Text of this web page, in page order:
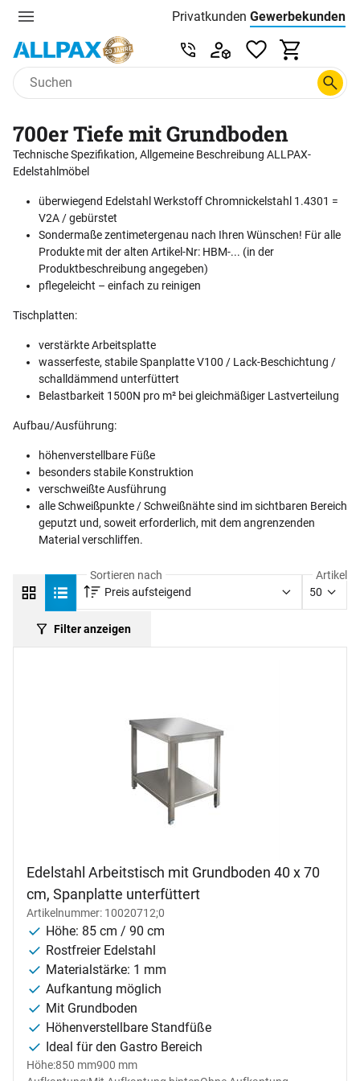
Menu Privatkunden Preisliste:
Gewerbekunden
Zum Hauptinhalt springen
Service & Beratung unter
700er Tiefe mit Grundboden
Technische Spezifikation, Allgemeine Beschreibung ALLPAX-
Edelstahlmöbel
überwiegend Edelstahl Werkstoff Chromnickelstahl 1.4301 =
V2A / gebürstet
Sondermaße zentimetergenau nach Ihren Wünschen! Für alle
Produkte mit der alten Artikel-Nr: HBM-... (in der
Produktbeschreibung angegeben)
pflegeleicht – einfach zu reinigen
Tischplatten:
verstärkte Arbeitsplatte
wasserfeste, stabile Spanplatte V100 / Lack-Beschichtung /
schalldämmend unterfüttert
Belastbarkeit 1500N pro m² bei gleichmäßiger Lastverteilung
Aufbau/Ausführung:
höhenverstellbare Füße
besonders stabile Konstruktion
verschweißte Ausführung
alle Schweißpunkte / Schweißnähte sind im sichtbaren Bereich
geputzt und, soweit erforderlich, mit dem angrenzenden
Material verschliffen.
Filter anzeigen
Sortieren nach
Preis aufsteigend
Artikel
50
Edelstahl Arbeitstisch mit Grundboden 40 x 70
cm, Spanplatte unterfüttert
Artikelnummer: 10020712;0
Höhe: 85 cm / 90 cm
Rostfreier Edelstahl
Materialstärke: 1 mm
Aufkantung möglich
Mit Grundboden
Höhenverstellbare Standfüße
Ideal für den Gastro Bereich
Höhe:850 mm900 mm